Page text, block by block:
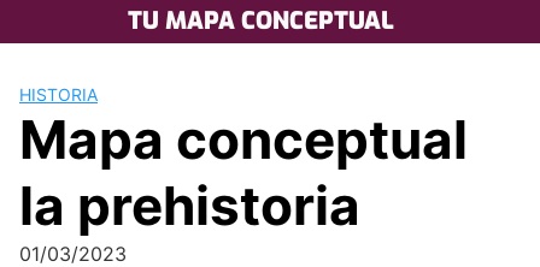
to
TU MAPA CONCEPTUAL
HISTORIA
Mapa conceptual
la prehistoria
01/03/2023